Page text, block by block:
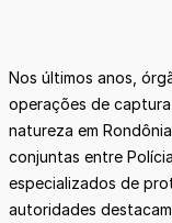
Nos últimos anos,
operações de
natureza em
conjuntas entre
especializados de
autoridades